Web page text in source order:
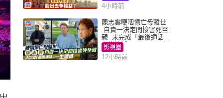
4小時前
陳志雲哽咽憶亡母離世
自責一決定間接害死至
親 未完成「最後通話」
一生遺憾
影視圈
12小時前